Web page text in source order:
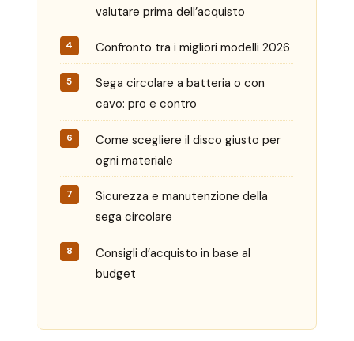
valutare prima dell’acquisto
Confronto tra i migliori modelli 2026
Sega circolare a batteria o con
cavo: pro e contro
Come scegliere il disco giusto per
ogni materiale
Sicurezza e manutenzione della
sega circolare
Consigli d’acquisto in base al
budget